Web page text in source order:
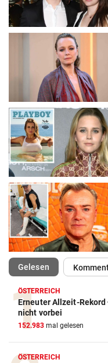
Gelesen(ausgewählt)
ÖSTERREICH
Erneuter Allzeit-Rekord
nicht vorbei
152.983 mal gelesen
ÖSTERREICH